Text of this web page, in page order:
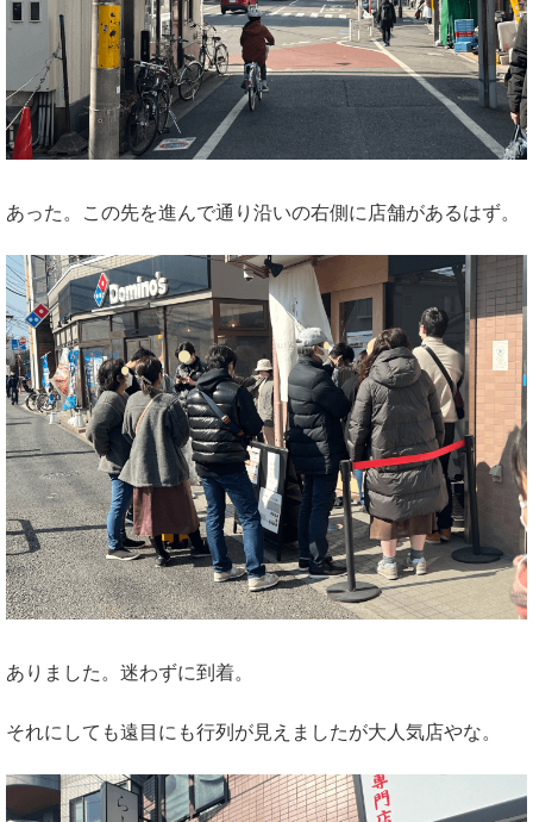
あった。この先を進んで通り沿いの右側に店舗があるはず。
ありました。迷わずに到着。
それにしても遠目にも行列が見えましたが大人気店やな。